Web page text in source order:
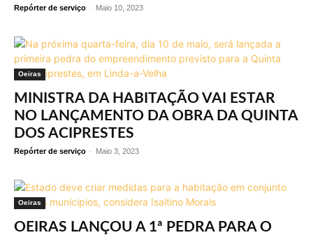
Repórter de serviço - Maio 10, 2023
Oeiras
MINISTRA DA HABITAÇÃO VAI ESTAR
NO LANÇAMENTO DA OBRA DA QUINTA
DOS ACIPRESTES
Repórter de serviço - Maio 3, 2023
Oeiras
OEIRAS LANÇOU A 1ª PEDRA PARA O